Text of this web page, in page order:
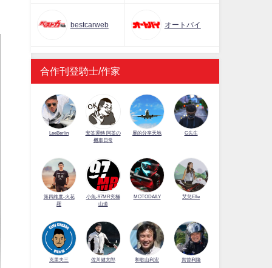
bestcarweb オートバイ
合作刊登騎士/作家
LeeBerlin
安筌運轉 阿筌の
機車日常
展的分享天地 G先生
第四維度-火花
羅
小魚-97MR究極
山道
MOTODAILY 艾兒Elle
克里夫三 佐川健太郎 和歌山利宏 賀曾利隆